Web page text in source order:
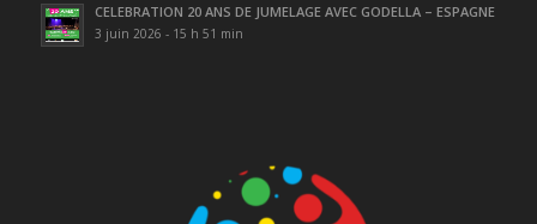
CELEBRATION 20 ANS DE JUMELAGE AVEC GODELLA – ESPAGNE
3 juin 2026 - 15 h 51 min